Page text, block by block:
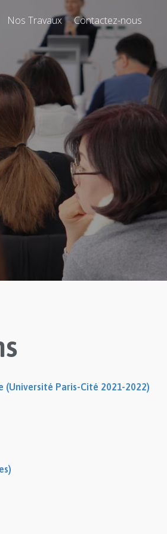
Nos Travaux Contactez-nous
Paris-Cité 2021-2022)